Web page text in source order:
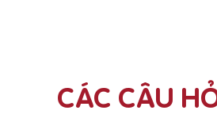
CÁC CÂU